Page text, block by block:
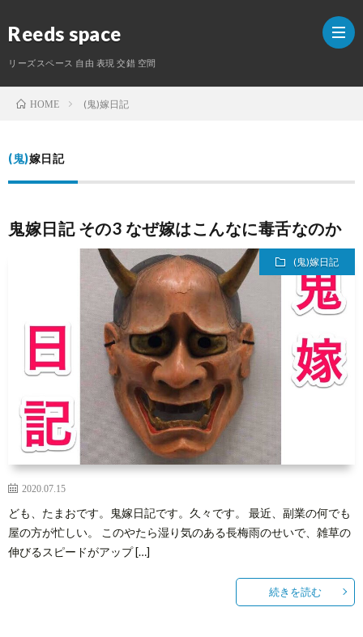
Reeds space
リーズスペース 自由 表現 交錯 空間
タ
ー
介
ン
バ
HOME (鬼)嫁日記
(鬼)嫁日記
鬼嫁日記 その3 なぜ嫁はこんなに毒舌なのか
(鬼)嫁日記
2020.07.15
ども、たまおです。鬼嫁日記です。久々です。 最近、副業の何でも
屋の方が忙しい。 このやたら湿り気のある長梅雨のせいで、雑草の
伸びるスピードがアップ […]
続きを読む